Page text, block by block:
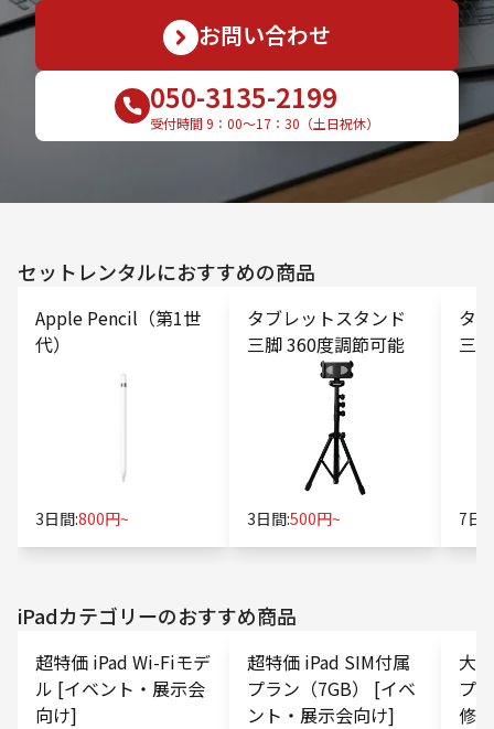
お問い合わせ
050-3135-2199
受付時間 9：00〜17：30（土日祝休）
セットレンタルにおすすめの商品
Apple Pencil（第1世
代）
3日間:800円~
タブレットスタンド
三脚 360度調節可能
3日間:500円~
タ
三
7日
iPadカテゴリーのおすすめ商品
超特価 iPad Wi-Fiモデ
ル [イベント・展示会
向け]
超特価 iPad SIM付属
プラン（7GB） [イベ
ント・展示会向け]
大
プ
修